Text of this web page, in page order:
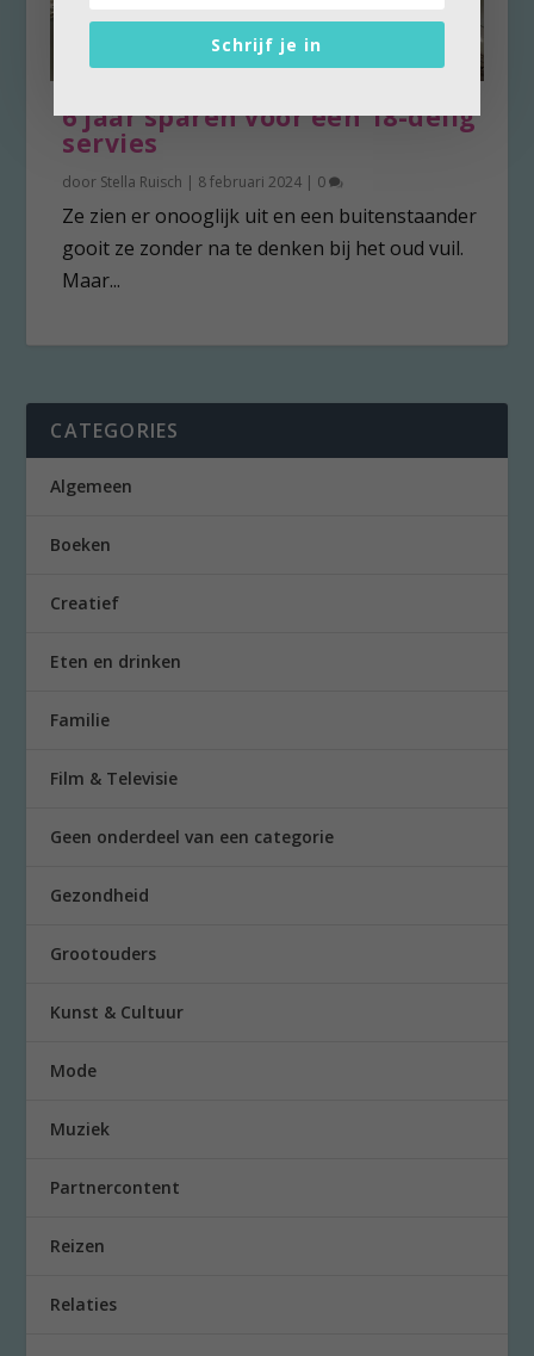
6 jaar sparen voor een 18-delig
servies
door Stella Ruisch | 8 februari 2024 | 0
Ze zien er onooglijk uit en een buitenstaander
gooit ze zonder na te denken bij het oud vuil.
Maar...
CATEGORIES
Algemeen
Boeken
Creatief
Eten en drinken
Familie
Film & Televisie
Geen onderdeel van een categorie
Gezondheid
Grootouders
Kunst & Cultuur
Mode
Muziek
Partnercontent
Reizen
Relaties
Schrijf je in